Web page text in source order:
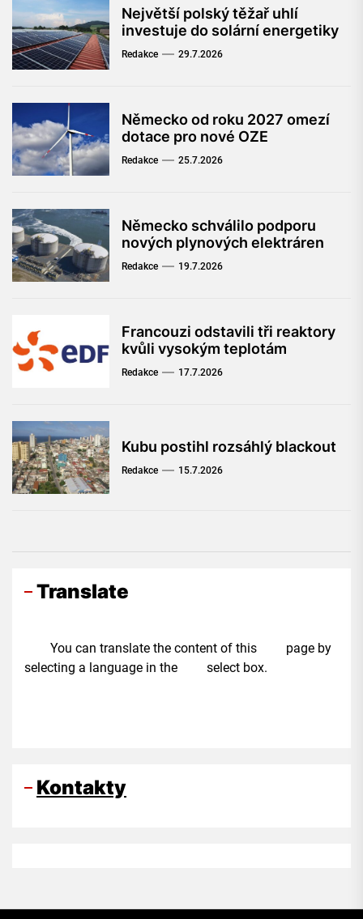
Největší polský těžař uhlí
investuje do solární energetiky
Redakce 29.7.2026
Německo od roku 2027 omezí
dotace pro nové OZE
Redakce 25.7.2026
Německo schválilo podporu
nových plynových elektráren
Redakce 19.7.2026
Francouzi odstavili tři reaktory
kvůli vysokým teplotám
Redakce 17.7.2026
Kubu postihl rozsáhlý blackout
Redakce 15.7.2026
Translate
You can translate the content of this page by
selecting a language in the select box.
Kontakty